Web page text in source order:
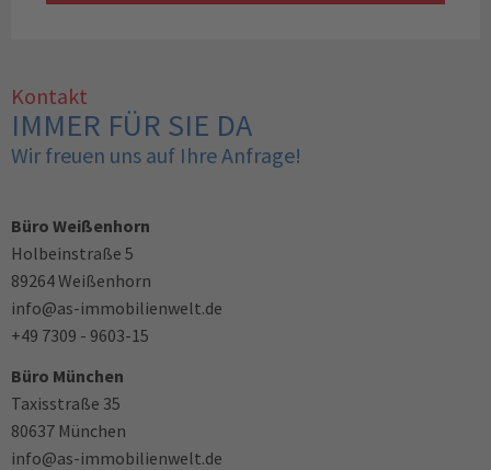
Kontakt
IMMER FÜR SIE DA
Wir freuen uns auf Ihre Anfrage!
Büro Weißenhorn
Holbeinstraße 5
89264 Weißenhorn
info@as-immobilienwelt.de
+49 7309 - 9603-15
Büro München
Taxisstraße 35
80637 München
info@as-immobilienwelt.de